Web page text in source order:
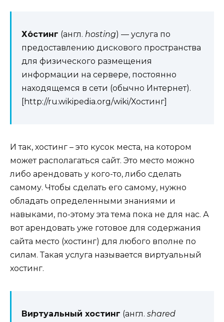
Хо́стинг (англ. hosting) — услуга по
предоставлению дискового пространства
для физического размещения
информации на сервере, постоянно
находящемся в сети (обычно Интернет).
[http://ru.wikipedia.org/wiki/Хостинг]
И так, хостинг – это кусок места, на котором
может располагаться сайт. Это место можно
либо арендовать у кого-то, либо сделать
самому. Чтобы сделать его самому, нужно
обладать определенными знаниями и
навыками, по-этому эта тема пока не для нас. А
вот арендовать уже готовое для содержания
сайта место (хостинг) для любого вполне по
силам. Такая услуга называется виртуальный
хостинг.
Виртуальный хостинг (англ. shared